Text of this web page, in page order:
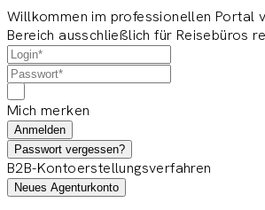
Willkommen im professionellen Portal
Bereich ausschließlich für Reisebüros
Mich merken
Anmelden
Passwort vergessen?
B2B-Kontoerstellungsverfahren
Neues Agenturkonto